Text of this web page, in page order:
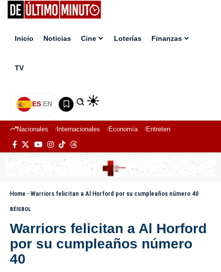
Inicio Noticias Cine Loterías Finanzas
TV
ES|EN
Nacionales Internacionales Economía Entretenimiento
Home - Warriors felicitan a Al Horford por su cumpleaños número 40
BÉISBOL
Warriors felicitan a Al Horford
por su cumpleaños número
40